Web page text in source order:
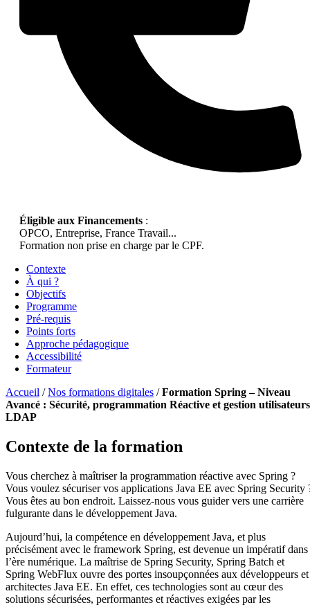
Éligible aux Financements :
OPCO, Entreprise, France Travail...
Formation non prise en charge par le CPF.
Contexte
À qui ?
Objectifs
Programme
Pré-requis
Points forts
Approche pédagogique
Accessibilité
Formateur
Accueil /Nos formations digitales /Formation Spring – Niveau
Avancé : Sécurité, programmation Réactive et gestion utilisateurs
LDAP
Contexte de la formation
Vous cherchez à maîtriser la programmation réactive avec Spring ?
Vous voulez sécuriser vos applications Java EE avec Spring Security
Vous êtes au bon endroit. Laissez-nous vous guider vers une carrière
fulgurante dans le développement Java.
Aujourd’hui, la compétence en développement Java, et plus
précisément avec le framework Spring, est devenue un impératif dans
l’ère numérique. La maîtrise de Spring Security, Spring Batch et
Spring WebFlux ouvre des portes insoupçonnées aux développeurs et
architectes Java EE. En effet, ces technologies sont au cœur des
solutions sécurisées, performantes et réactives exigées par les